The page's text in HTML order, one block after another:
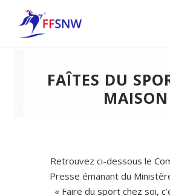
FAÎTES DU
MAISON
Retrouvez ci-dessous le
Presse émanant du
« Faire du sport chez soi,